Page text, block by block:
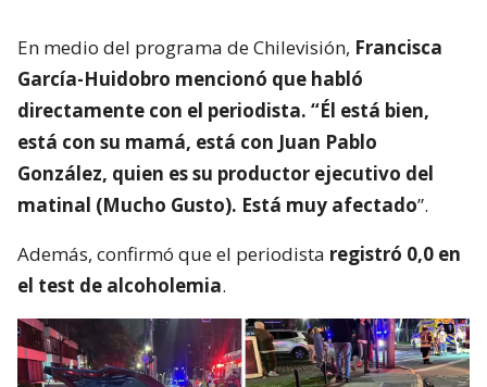
En medio del programa de Chilevisión, Francisca
García-Huidobro mencionó que habló
directamente con el periodista. “Él está bien,
está con su mamá, está con Juan Pablo
González, quien es su productor ejecutivo del
matinal (Mucho Gusto). Está muy afectado”.
Además, confirmó que el periodista registró 0,0 en
el test de alcoholemia.